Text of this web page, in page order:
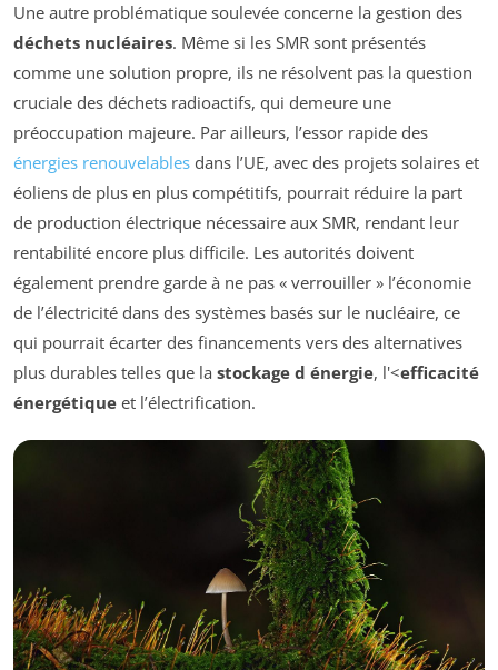
Une autre problématique soulevée concerne la gestion des
déchets nucléaires. Même si les SMR sont présentés
comme une solution propre, ils ne résolvent pas la question
cruciale des déchets radioactifs, qui demeure une
préoccupation majeure. Par ailleurs, l’essor rapide des
énergies renouvelables dans l’UE, avec des projets solaires et
éoliens de plus en plus compétitifs, pourrait réduire la part
de production électrique nécessaire aux SMR, rendant leur
rentabilité encore plus difficile. Les autorités doivent
également prendre garde à ne pas « verrouiller » l’économie
de l’électricité dans des systèmes basés sur le nucléaire, ce
qui pourrait écarter des financements vers des alternatives
plus durables telles que la stockage d énergie, l'<efficacité
énergétique et l’électrification.